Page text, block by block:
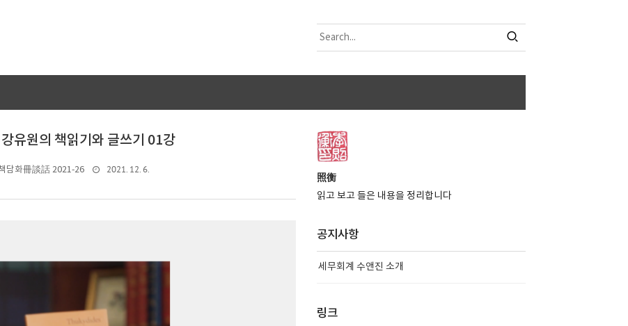
유원의 책읽기와 글쓰기 01강
담화冊談話 2021-26 2021. 12. 6.
照衡
읽고 보고 들은 내용을 정리합니다
공지사항
세무회계 수앤진 소개
링크